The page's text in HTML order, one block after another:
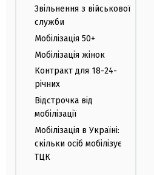
Звільнення з військової
служби
Мобілізація 50+
Мобілізація жінок
Контракт для 18-24-
річних
Відстрочка від
мобілізації
Мобілізація в Україні:
скільки осіб мобілізує
ТЦК